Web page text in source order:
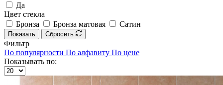
Да
Цвет стекла
Бронза
Бронза матовая Сатин
Показать Сбросить
Фильтр
По популярности По алфавиту По цене
Показывать по: